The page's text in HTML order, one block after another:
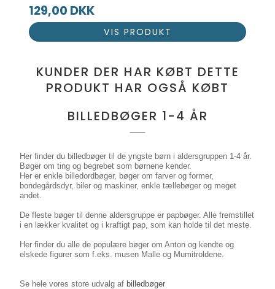
129,00 DKK
VIS PRODUKT
KUNDER DER HAR KØBT DETTE
PRODUKT HAR OGSÅ KØBT
BILLEDBØGER 1-4 ÅR
Her finder du billedbøger til de yngste børn i aldersgruppen 1-4 år.
Bøger om ting og begrebet som børnene kender.
Her er enkle billedordbøger, bøger om farver og former,
bondegårdsdyr, biler og maskiner, enkle tællebøger og meget
andet.
De fleste bøger til denne aldersgruppe er papbøger. Alle fremstillet
i en lækker kvalitet og i kraftigt pap, som kan holde til det meste.
Her finder du alle de populære bøger om Anton og kendte og
elskede figurer som f.eks. musen Malle og Mumitroldene.
Se hele vores store udvalg af billedbøger